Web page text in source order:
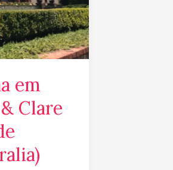
em
Clare